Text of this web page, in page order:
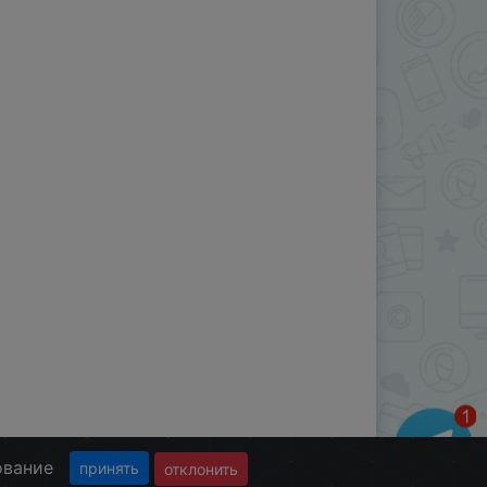
принять отклонить